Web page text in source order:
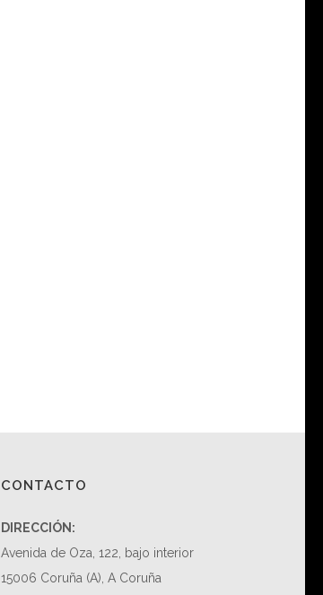
CONTACTO
DIRECCIÓN:
Avenida de Oza, 122, bajo interior
15006 Coruña (A), A Coruña